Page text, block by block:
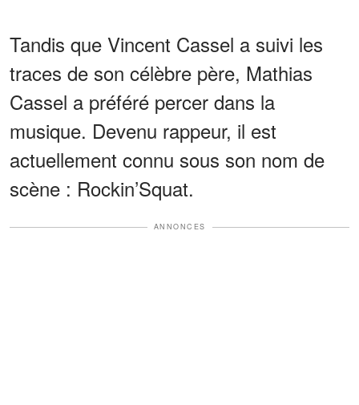
Tandis que Vincent Cassel a suivi les
traces de son célèbre père, Mathias
Cassel a préféré percer dans la
musique. Devenu rappeur, il est
actuellement connu sous son nom de
scène : Rockin’Squat.
ANNONCES